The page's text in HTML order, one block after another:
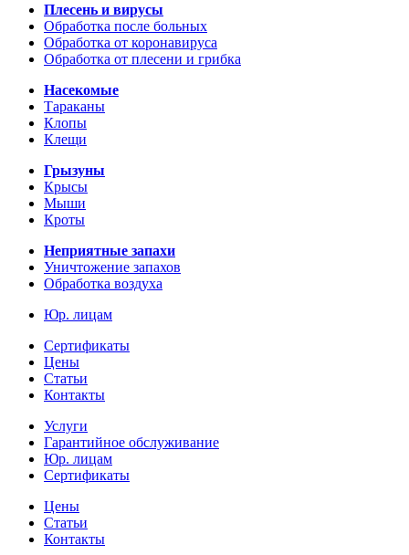
Плесень и вирусы
Обработка после больных
Обработка от коронавируса
Обработка от плесени и грибка
Насекомые
Тараканы
Клопы
Клещи
Грызуны
Крысы
Мыши
Кроты
Неприятные запахи
Уничтожение запахов
Обработка воздуха
Юр. лицам
Сертификаты
Цены
Статьи
Контакты
Услуги
Гарантийное обслуживание
Юр. лицам
Сертификаты
Цены
Статьи
Контакты